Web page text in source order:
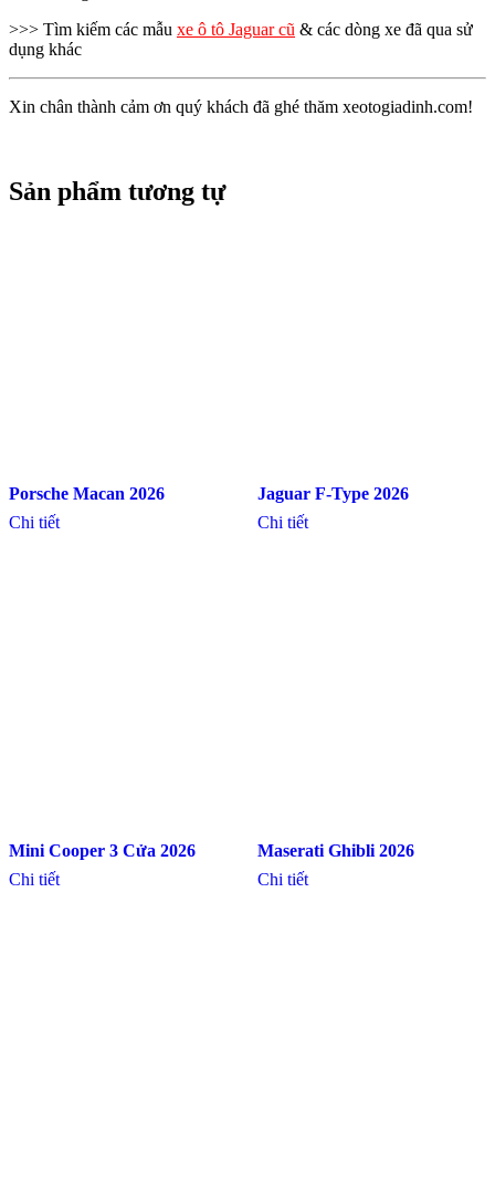
>>> Tìm kiếm các mẫu xe ô tô Jaguar cũ & các dòng xe đã qua sử
dụng khác
Xin chân thành cảm ơn quý khách đã ghé thăm xeotogiadinh.com!
Sản phẩm tương tự
Porsche Macan 2026
Chi tiết
Jaguar F-Type 2026
Chi tiết
Mini Cooper 3 Cửa 2026
Chi tiết
Maserati Ghibli 2026
Chi tiết